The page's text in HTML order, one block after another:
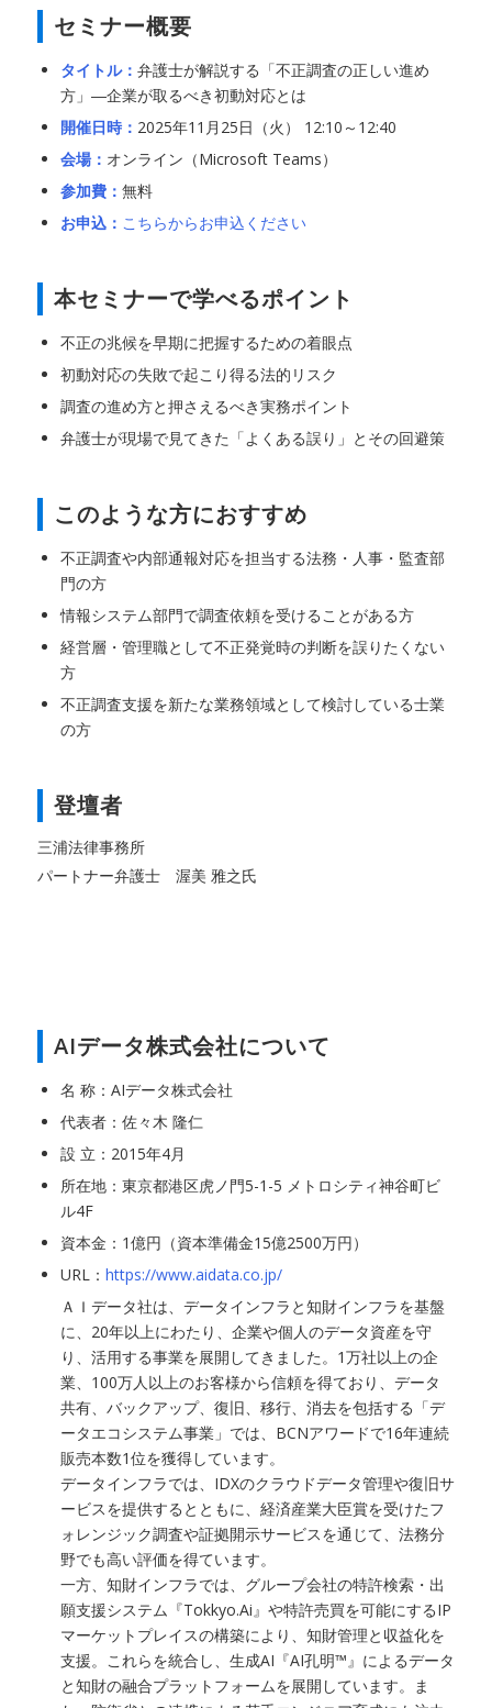
セミナー概要
タイトル： 弁護士が解説する「不正調査の正しい進め
方」―企業が取るべき初動対応とは
開催日時： 2025年11月25日（火） 12:10～12:40
会場： オンライン（Microsoft Teams）
参加費： 無料
お申込： こちらからお申込ください
本セミナーで学べるポイント
不正の兆候を早期に把握するための着眼点
初動対応の失敗で起こり得る法的リスク
調査の進め方と押さえるべき実務ポイント
弁護士が現場で見てきた「よくある誤り」とその回避策
このような方におすすめ
不正調査や内部通報対応を担当する法務・人事・監査部
門の方
情報システム部門で調査依頼を受けることがある方
経営層・管理職として不正発覚時の判断を誤りたくない
方
不正調査支援を新たな業務領域として検討している士業
の方
登壇者
三浦法律事務所
パートナー弁護士 渥美 雅之氏
AIデータ株式会社について
名 称：AIデータ株式会社
代表者：佐々木 隆仁
設 立：2015年4月
所在地：東京都港区虎ノ門5-1-5 メトロシティ神谷町ビ
ル4F
資本金：1億円（資本準備金15億2500万円）
URL： https://www.aidata.co.jp/
ＡＩデータ社は、データインフラと知財インフラを基盤
に、20年以上にわたり、企業や個人のデータ資産を守
り、活用する事業を展開してきました。1万社以上の企
業、100万人以上のお客様から信頼を得ており、データ
共有、バックアップ、復旧、移行、消去を包括する「デ
ータエコシステム事業」では、BCNアワードで16年連続
販売本数1位を獲得しています。
データインフラでは、IDXのクラウドデータ管理や復旧サ
ービスを提供するとともに、経済産業大臣賞を受けたフ
ォレンジック調査や証拠開示サービスを通じて、法務分
野でも高い評価を得ています。
一方、知財インフラでは、グループ会社の特許検索・出
願支援システム『Tokkyo.Ai』や特許売買を可能にするIP
マーケットプレイスの構築により、知財管理と収益化を
支援。これらを統合し、生成AI『AI孔明™』によるデータ
と知財の融合プラットフォームを展開しています。ま